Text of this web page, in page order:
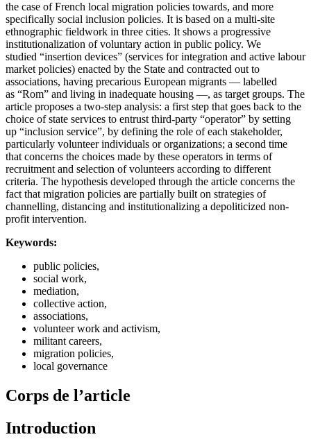
the case of French local migration policies towards, and more
specifically social inclusion policies. It is based on a multi-site
ethnographic fieldwork in three cities. It shows a progressive
institutionalization of voluntary action in public policy. We
studied “insertion devices” (services for integration and active labour
market policies) enacted by the State and contracted out to
associations, having precarious European migrants — labelled
as “Rom” and living in inadequate housing —, as target groups. The
article proposes a two-step analysis: a first step that goes back to the
choice of state services to entrust third-party “operator” by setting
up “inclusion service”, by defining the role of each stakeholder,
particularly volunteer individuals or organizations; a second time
that concerns the choices made by these operators in terms of
recruitment and selection of volunteers according to different
criteria. The hypothesis developed through the article concerns the
fact that migration policies are partially built on strategies of
channelling, distancing and institutionalizing a depoliticized non-
profit intervention.
Keywords:
public policies,
social work,
mediation,
collective action,
associations,
volunteer work and activism,
militant careers,
migration policies,
local governance
Corps de l’article
Introduction